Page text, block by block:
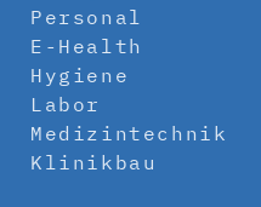
Personal
E-Health
Hygiene
Labor
Medizintechnik
Klinikbau